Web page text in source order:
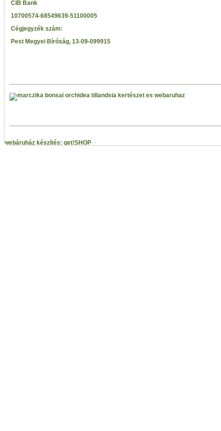
CIB Bank
10700574-68549639-51100005
Cégjegyzék szám:
Pest Megyei Bíróság, 13-09-099915
webáruház készítés: get!SHOP